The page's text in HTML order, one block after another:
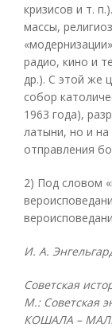
кризисов и т.
массы,
радио, кино и
др.). С этой же
собор
1963 года),
латыни, но и
отправления
2) Под словом
И. А.
Советская
М.: Советская
КОШАЛА –